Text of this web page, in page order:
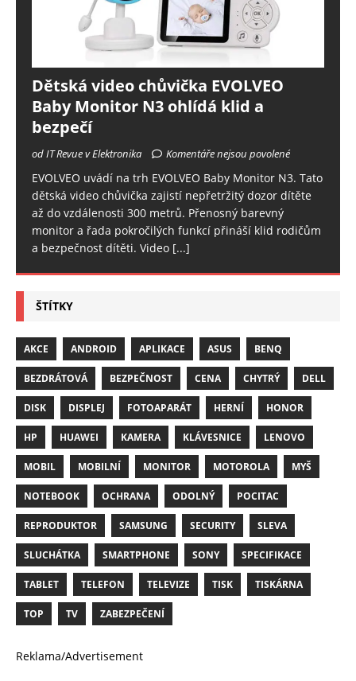
Dětská video chůvička EVOLVEO
Baby Monitor N3 ohlídá klid a
bezpečí
od IT Revue v Elektronika Komentáře nejsou povolené
EVOLVEO uvádí na trh EVOLVEO Baby Monitor N3. Tato
dětská video chůvička zajistí nepřetržitý dozor dítěte
až do vzdálenosti 300 metrů. Přenosný barevný
monitor a řada pokročilých funkcí přináší klid rodičům
a bezpečnost dítěti. Video [...]
ŠTÍTKY
AKCE ANDROID APLIKACE ASUS BENQ
BEZDRÁTOVÁ BEZPEČNOST CENA CHYTRÝ DELL
DISK DISPLEJ FOTOAPARÁT HERNÍ HONOR
HP HUAWEI KAMERA KLÁVESNICE LENOVO
MOBIL MOBILNÍ MONITOR MOTOROLA MYŠ
NOTEBOOK OCHRANA ODOLNÝ POCITAC
REPRODUKTOR SAMSUNG SECURITY SLEVA
SLUCHÁTKA SMARTPHONE SONY SPECIFIKACE
TABLET TELEFON TELEVIZE TISK TISKÁRNA
TOP TV ZABEZPEČENÍ
Reklama/Advertisement